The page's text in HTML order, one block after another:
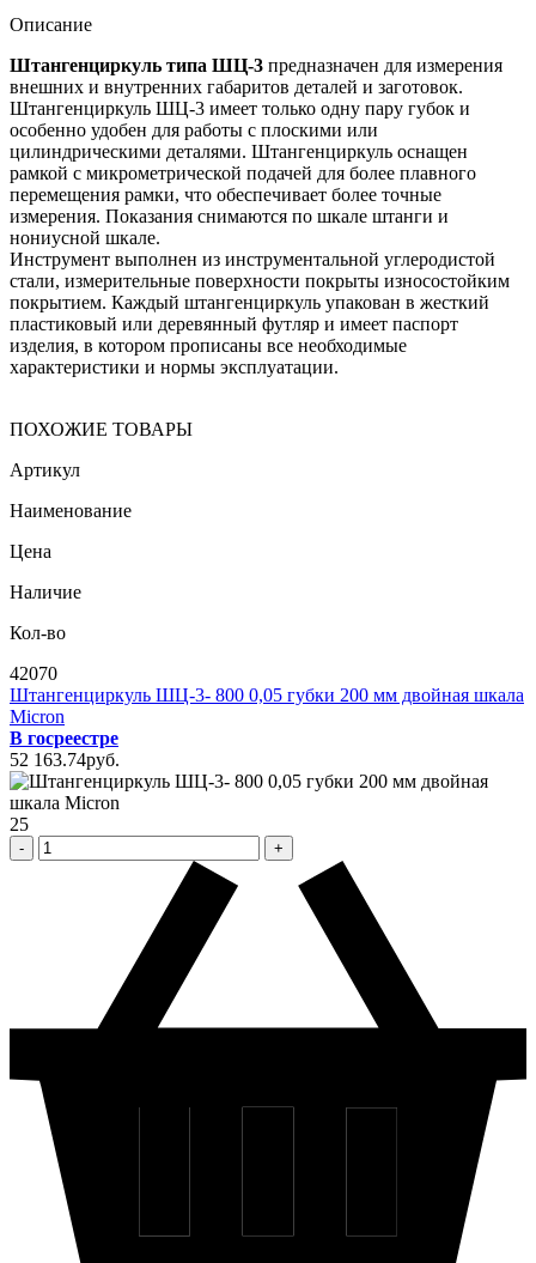
Описание
Штангенциркуль типа ШЦ-3 предназначен для измерения
внешних и внутренних габаритов деталей и заготовок.
Штангенциркуль ШЦ-3 имеет только одну пару губок и
особенно удобен для работы с плоскими или
цилиндрическими деталями. Штангенциркуль оснащен
рамкой с микрометрической подачей для более плавного
перемещения рамки, что обеспечивает более точные
измерения. Показания снимаются по шкале штанги и
нониусной шкале.
Инструмент выполнен из инструментальной углеродистой
стали, измерительные поверхности покрыты износостойким
покрытием. Каждый штангенциркуль упакован в жесткий
пластиковый или деревянный футляр и имеет паспорт
изделия, в котором прописаны все необходимые
характеристики и нормы эксплуатации.
ПОХОЖИЕ ТОВАРЫ
Артикул
Наименование
Цена
Наличие
Кол-во
42070
Штангенциркуль ШЦ-3- 800 0,05 губки 200 мм двойная шкала
Micron
В госреестре
52 163.74pуб.
25